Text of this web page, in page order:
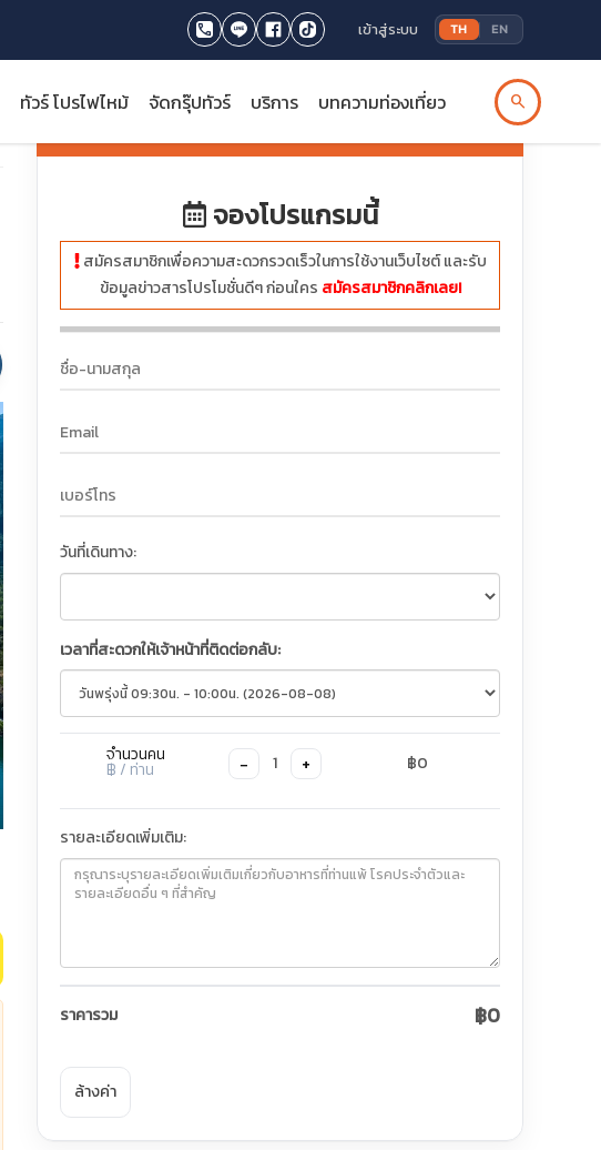
เข้าสู่ระบบ TH EN
ทัวร์ โปรไฟไหม้ จัดกรุ๊ปทัวร์ บริการ บทความท่องเที่ยว search
จองโปรแกรมนี้
สมัครสมาชิกเพื่อความสะดวกรวดเร็วในการใช้งานเว็บไซต์ และรับ
ข้อมูลข่าวสารโปรโมชั่นดีๆ ก่อนใคร สมัครสมาชิกคลิกเลย!
วันที่เดินทาง:
เวลาที่สะดวกให้เจ้าหน้าที่ติดต่อกลับ:
จำนวนคน
฿ / ท่าน − 1 + ฿0
รายละเอียดเพิ่มเติม:
ราคารวม ฿0
ล้างค่า